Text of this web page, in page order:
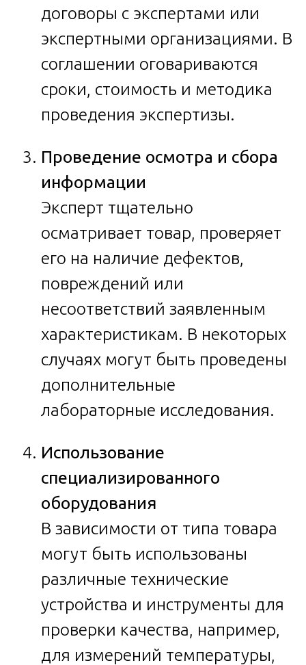
договоры с экспертами или
экспертными организациями. В
соглашении оговариваются
сроки, стоимость и методика
проведения экспертизы.
Проведение осмотра и сбора
информации
Эксперт тщательно
осматривает товар, проверяет
его на наличие дефектов,
повреждений или
несоответствий заявленным
характеристикам. В некоторых
случаях могут быть проведены
дополнительные
лабораторные исследования.
Использование
специализированного
оборудования
В зависимости от типа товара
могут быть использованы
различные технические
устройства и инструменты для
проверки качества, например,
для измерений температуры,